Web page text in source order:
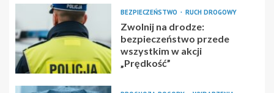
BEZPIECZEŃSTWO RUCH DROGOWY
Zwolnij na drodze:
bezpieczeństwo przede
wszystkim w akcji
„Prędkość”